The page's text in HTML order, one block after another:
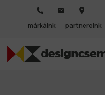
márkáink
partnereink